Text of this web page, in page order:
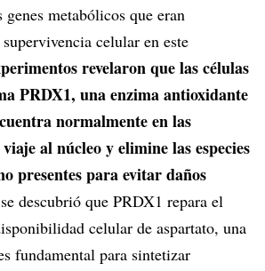
metabólicos que eran
celular en este
revelaron que las células
PRDX1, una enzima antioxidante
normalmente en las
al núcleo y elimine las especies
presentes para evitar daños
descubrió que PRDX1 repara el
celular de aspartato, una
fundamental para sintetizar